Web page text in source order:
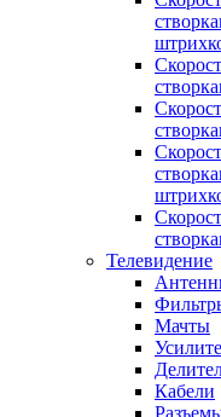
Телевидение
Мачты
Кабели